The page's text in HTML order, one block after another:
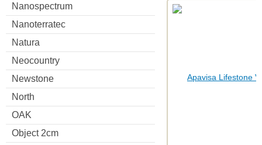
Nanospectrum
Nanoterratec
Natura
Neocountry
Newstone
North
OAK
Object 2cm